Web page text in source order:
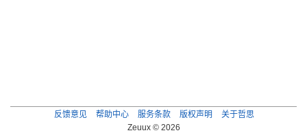
反馈意见 帮助中心 服务条款 版权声明
关于哲思
Zeuux © 2026